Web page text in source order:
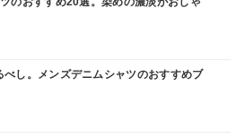
べし。メンズデニムシャツのおすすめブ